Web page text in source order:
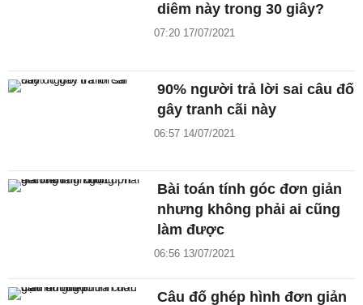
diêm này trong 30 giây?
07:20 17/07/2021
90% người trả lời sai câu đố
gây tranh cãi này
06:57 14/07/2021
Bài toán tính góc đơn giản
nhưng không phải ai cũng
làm được
06:56 13/07/2021
Câu đố ghép hình đơn giản